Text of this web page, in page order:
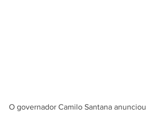
O governador Camilo Santana anunciou